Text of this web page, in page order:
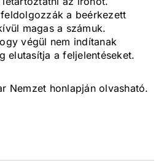
a beérkezett
magas a számuk.
végül nem indítanak
elutasítja a feljelentéseket.
Nemzet honlapján olvasható.